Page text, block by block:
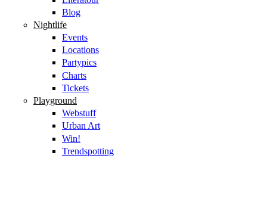
Blog
Nightlife
Events
Locations
Partypics
Charts
Tickets
Playground
Webstuff
Urban Art
Win!
Trendspotting